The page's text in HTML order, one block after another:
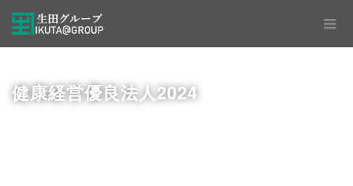
健康経営優良法人2024